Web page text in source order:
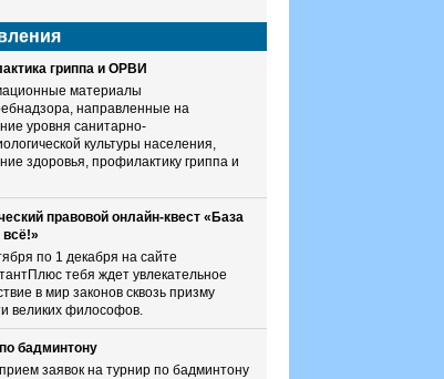
гриппа и ОРВИ
материалы
направленные на
уровня санитарно-
культуры населения,
здоровья, профилактику гриппа и
правовой онлайн-квест «База
по 1 декабря на сайте
тебя ждет увлекательное
в мир законов сквозь призму
великих философов.
бадминтону
заявок на турнир по бадминтону